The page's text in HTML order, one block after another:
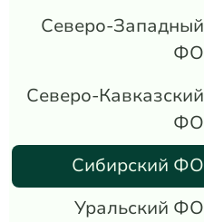
Северо-Западный
ФО
Северо-Кавказский
ФО
Сибирский ФО
Уральский ФО